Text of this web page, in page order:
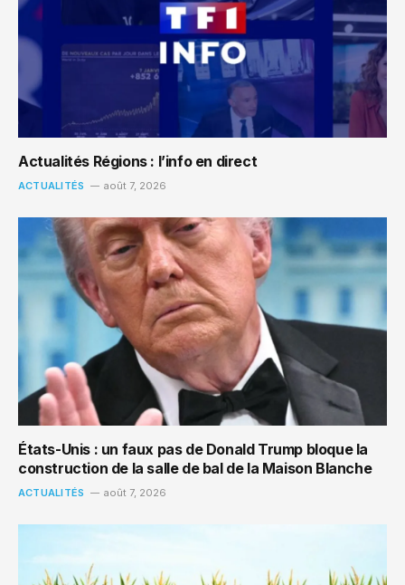
Actualités Régions : l’info en direct
ACTUALITÉS août 7, 2026
États-Unis : un faux pas de Donald Trump bloque la
construction de la salle de bal de la Maison Blanche
ACTUALITÉS août 7, 2026